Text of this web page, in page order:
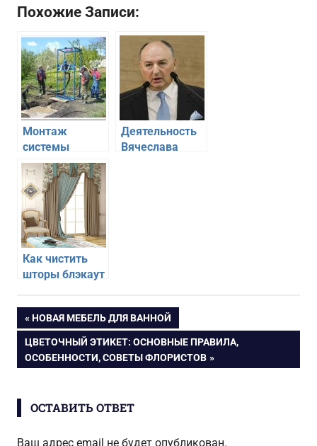
Похожие Записи:
Монтаж
системы
водоснабжения:
основные
этапы и
некоторые
моменты
Деятельность
Вячеслава
Как чистить
шторы блэкаут
условиях
Навигация
по
ПРЕДЫДУЩАЯ
ЗАПИСЬ:
НОВАЯ МЕБЕЛЬ ДЛЯ ВАННОЙ
СЛЕДУЮЩАЯ
ЗАПИСЬ:
ЦВЕТОЧНЫЙ ЭТИКЕТ: ОСНОВНЫЕ ПРАВИЛА,
ОСОБЕННОСТИ, СОВЕТЫ ФЛОРИСТОВ
ОСТАВИТЬ ОТВЕТ
Ваш адрес email не будет опубликован.